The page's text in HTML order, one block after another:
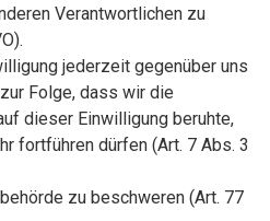
Verantwortlichen zu
jederzeit gegenüber uns
Folge, dass wir die
dieser Einwilligung beruhte,
fortführen dürfen (Art. 7 Abs. 3
zu beschweren (Art. 77